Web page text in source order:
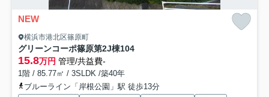
NEW
横浜市港北区篠原町
グリーンコーポ篠原第2J棟104
15.8万円 管理/共益費-
1階 / 85.77㎡ / 3SLDK /築40年
ブルーライン「岸根公園」駅 徒歩13分